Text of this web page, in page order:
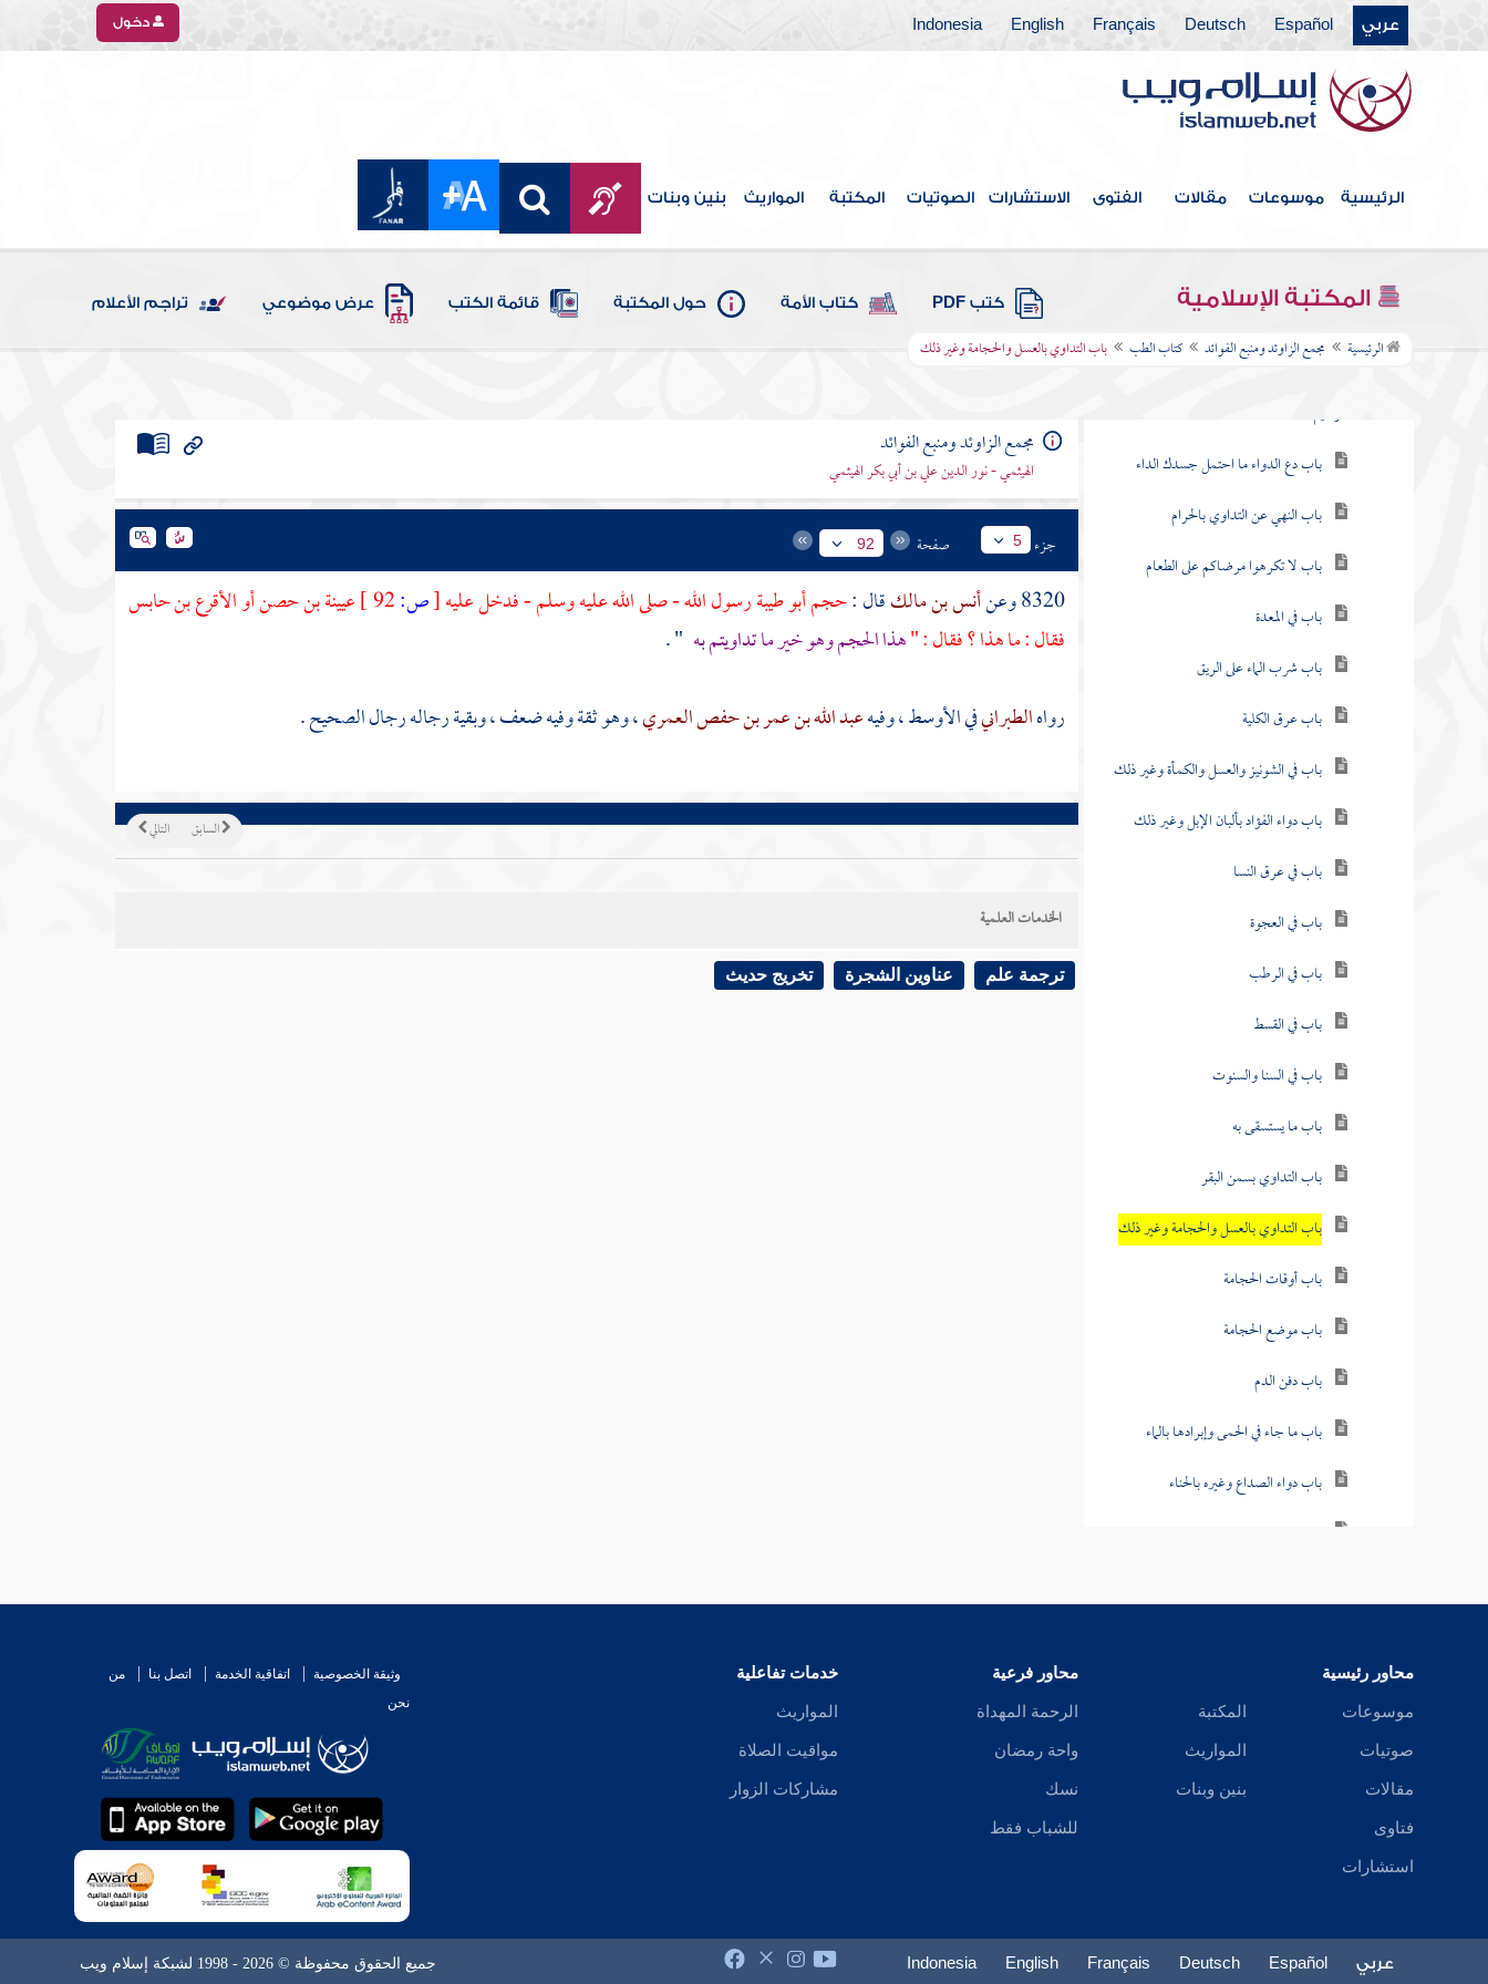
عربي Español
Deutsch
Français
English
Indonesia دخول
الرئيسية موسوعات مقالات الفتوى الاستشارات الصوتيات المكتبة المواريث بنين وبنات
المكتبة الإسلامية كتب PDF كتاب الأمة حول المكتبة قائمة الكتب عرض موضوعي تراجم الأعلام
الرئيسية مجمع الزاوئد ومنبع الفوائد كتاب الطب باب التداوي بالعسل والحجامة وغير ذلك
كتاب الفرائض
كتاب العتق
كتاب النكاح
كتاب الطلاق
كتاب الأطعمة
كتاب الأشربة
كتاب الطب
الرحيم
باب دع الدواء ما احتمل جسدك الداء
باب النهي عن التداوي بالحرام
باب لا تكرهوا مرضاكم على الطعام
باب في المعدة
باب شرب الماء على الريق
باب عرق الكلية
باب في الشونيز والعسل والكمأة وغير ذلك
باب دواء الفؤاد بألبان الإبل وغير ذلك
باب في عرق النسا
باب في العجوة
باب في الرطب
باب في القسط
باب في السنا والسنوت
باب ما يستسقى به
باب التداوي بسمن البقر
باب التداوي بالعسل والحجامة وغير ذلك
باب أوقات الحجامة
باب موضع الحجامة
باب دفن الدم
باب ما جاء في الحمى وإبرادها بالماء
باب دواء الصداع وغيره بالحناء
باب غمز الظهر من الألم
باب فيما يشتهيه المريض
باب بط الورم
مجمع الزاوئد ومنبع الفوائد
الهيثمي - نور الدين علي بن أبي بكر الهيثمي
جزء 5 صفحة 92
8320 وعن أنس بن مالكقال :حجمأبو طيبةرسول الله - صلى الله عليه وسلم - فدخل عليه[ص: عيينة بن حصنأوالأقرع بن حابس
فقال : ما هذا ؟ فقال : "هذا الحجم وهو خير ما تداويتم به " .
رواهالطبرانيفي الأوسط ، وفيهعبد الله بن عمر بن حفص العمري، وهو ثقة وفيه ضعف ، وبقية رجاله رجال الصحيح .
التالي السابق
الخدمات العلمية
ترجمة علم عناوين الشجرة تخريج حديث
محاور رئيسية
موسوعات
صوتيات
مقالات
فتاوى
استشارات
المكتبة
المواريث
بنين وبنات
محاور فرعية
الرحمة المهداة
واحة رمضان
نسك
للشباب فقط
خدمات تفاعلية
المواريث
مواقيت الصلاة
مشاركات الزوار
وثيقة الخصوصية اتفاقية الخدمة اتصل بنا
من
نحن
عربي Español
Deutsch
Français
English
Indonesia جميع الحقوق محفوظة © 2026 - 1998 لشبكة إسلام ويب